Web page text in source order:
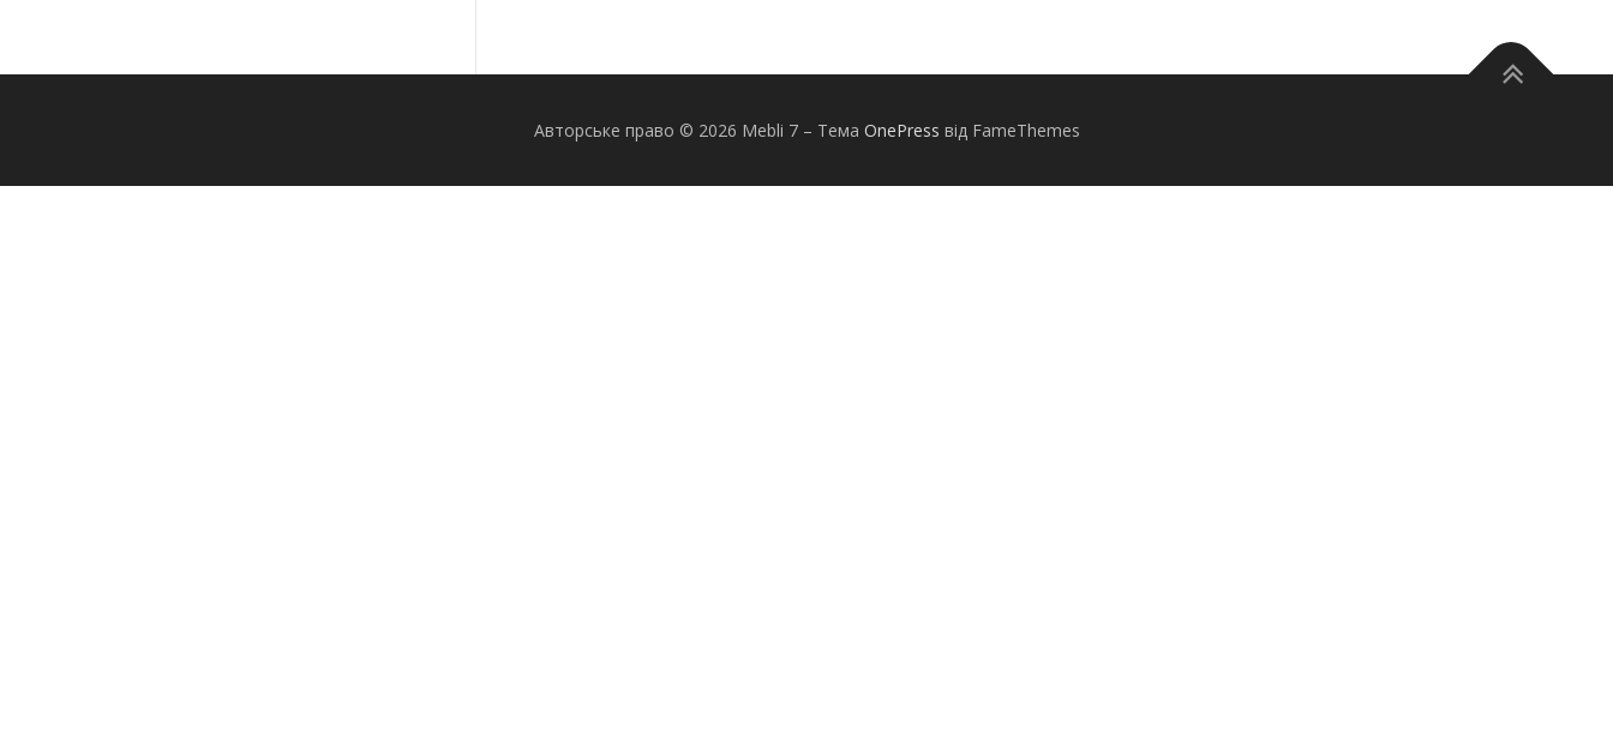
Авторське право © 2026 Mebli 7 – Тема OnePress від FameThemes